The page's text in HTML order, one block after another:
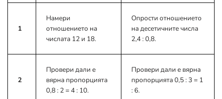
1
Намери
отношението на
числата 12 и 18.
Опрости отношението
на десетичните числа
2,4 : 0,8.
2
Провери дали е
вярна пропорцията
0,8 : 2 = 4 : 10.
Провери дали е вярна
пропорцията 0,5 : 3 = 1
: 6.